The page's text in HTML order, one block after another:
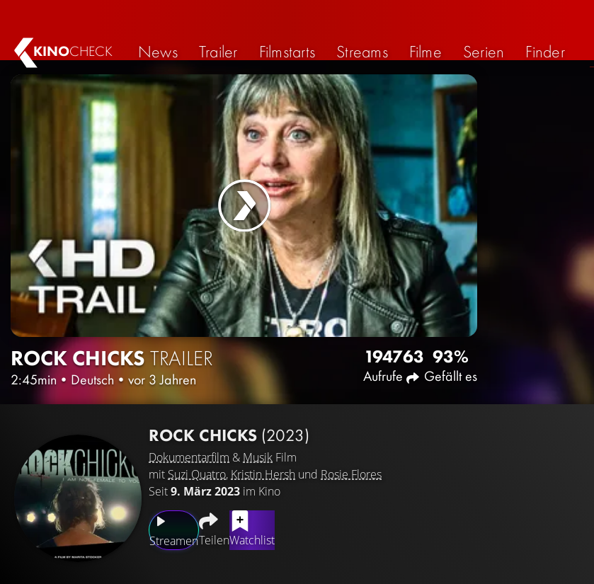
KINOCHECK News Trailer Filmstarts Streams Filme Serien Finder
ROCK CHICKS TRAILER
2:45min • Deutsch • vor 3 Jahren
1947
Aufrufe
63 93%
Gefällt es
ROCK CHICKS (2023)
Dokumentarfilm & Musik Film
mit Suzi Quatro, Kristin Hersh und Rosie Flores
Seit9. März 2023 im Kino
StreamenTeilenWatchlist